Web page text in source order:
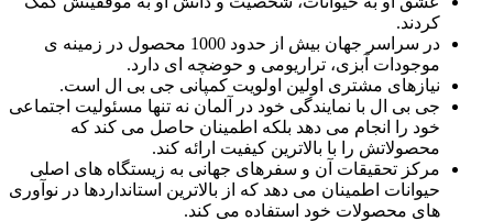
کردند.
در سراسر جهان بیش از حدود 1000 محصول در زمینه ی
موجودات آبزی، تراریومی و حوضچه ای دارد.
نیازهای مشتری اولین اولویت کمپانی جی بی ال است.
جی بی ال با نمایندگی خود در آلمان نه تنها مسئولیت اجتماعی
خود را انجام می دهد بلکه اطمینان حاصل می کند که
محصولاتش را با بالاترین کیفیت ارائه کند.
مرکز تحقیقات آن و سفرهای جهانی به زیستگاه های اصلی
حیوانات اطمینان می دهد که از بالاترین استانداردها در نوآوری
های محصولات خود استفاده می کند.